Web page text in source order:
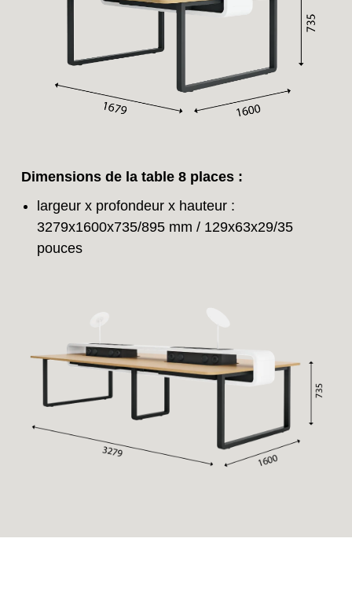
Dimensions de la table 8 places :
largeur x profondeur x hauteur :
3279x1600x735/895 mm / 129x63x29/35
pouces